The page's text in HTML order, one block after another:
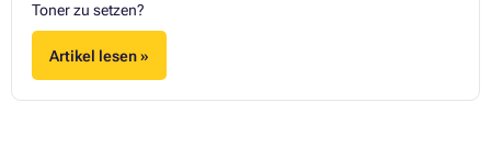
Toner zu setzen?
Artikel lesen »